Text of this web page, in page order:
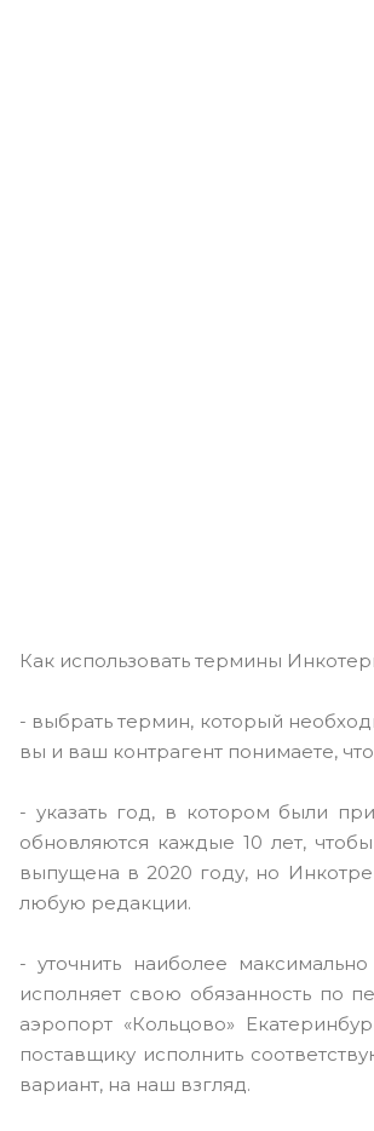
Как использовать термины
- выбрать термин, который
вы и ваш контрагент понимаете,
- указать год, в котором были
обновляются каждые 10 лет,
выпущена в 2020 году, но
любую редакции.
- уточнить наиболее
исполняет свою обязанность по
аэропорт «Кольцово»
поставщику исполнить
вариант, на наш взгляд.